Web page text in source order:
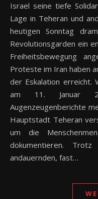
Israel seine tiefe
Lage in Teheran und
heutigen Sonntag
Revolutionsgarden ein
Freiheitsbewegung
Proteste im Iran haben
der Eskalation erreicht.
am 11. Januar
Augenzeugenberichte
Hauptstadt Teheran
um die
dokumentieren.
andauernden, fast…